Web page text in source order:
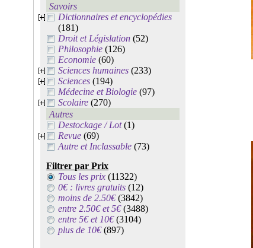
Savoirs
Dictionnaires et encyclopédies
(181)
Droit et Législation (52)
Philosophie (126)
Economie (60)
Sciences humaines (233)
Sciences (194)
Médecine et Biologie (97)
Scolaire (270)
Autres
Destockage / Lot(1)
Revue (69)
Autre et Inclassable (73)
Filtrer par Prix
Tous les prix(11322)
0€ : livres gratuits (12)
moins de 2.50€(3842)
entre 2.50€ et 5€(3488)
entre 5€ et 10€(3104)
plus de 10€(897)